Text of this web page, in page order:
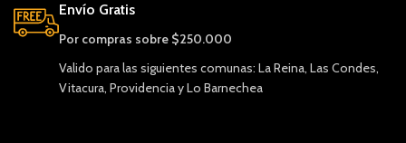
Envío Gratis
Por compras sobre $250.000
Valido para las siguientes comunas: La Reina, Las Condes,
Vitacura, Providencia y Lo Barnechea